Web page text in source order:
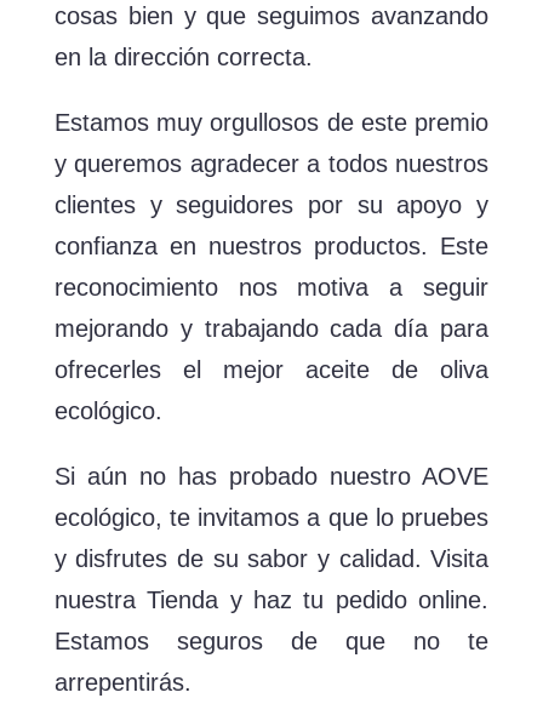
cosas bien y que seguimos avanzando
en la dirección correcta.
Estamos muy orgullosos de este premio
y queremos agradecer a todos nuestros
clientes y seguidores por su apoyo y
confianza en nuestros productos. Este
reconocimiento nos motiva a seguir
mejorando y trabajando cada día para
ofrecerles el mejor aceite de oliva
ecológico.
Si aún no has probado nuestro AOVE
ecológico, te invitamos a que lo pruebes
y disfrutes de su sabor y calidad. Visita
nuestra Tienda y haz tu pedido online.
Estamos seguros de que no te
arrepentirás.